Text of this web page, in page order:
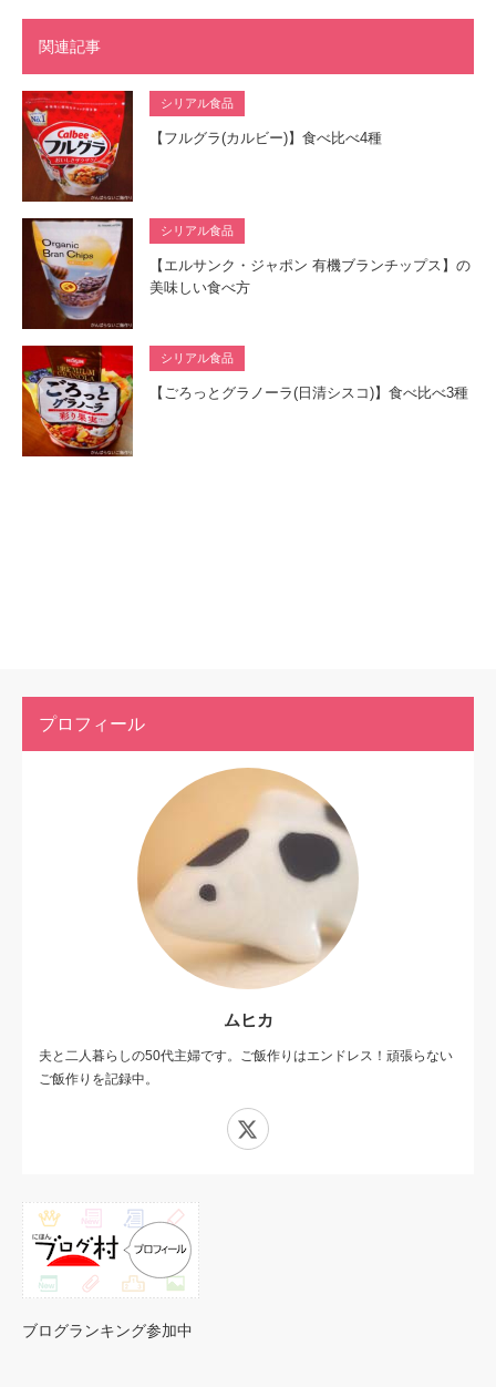
関連記事
シリアル食品
【フルグラ(カルビー)】食べ比べ4種
シリアル食品
【エルサンク・ジャポン 有機ブランチップス】の
美味しい食べ方
シリアル食品
【ごろっとグラノーラ(日清シスコ)】食べ比べ3種
プロフィール
ムヒカ
夫と二人暮らしの50代主婦です。ご飯作りはエンドレス！頑張らない
ご飯作りを記録中。
ブログランキング参加中